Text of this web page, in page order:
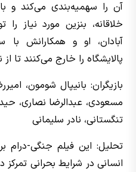
آن را سهمیه‌بندی می‌کند و
خلاقانه، بنزین مورد نیاز
آبادان، او و همکارانش
پالایشگاه را خارج می‌کنند تا
بازیگران: بانیپال شومون،
مسعودی، عبدالرضا نصاری،
تنگستانی، نادر سلیمانی
تحلیل: این فیلم جنگی-درام
انسانی در شرایط بحرانی